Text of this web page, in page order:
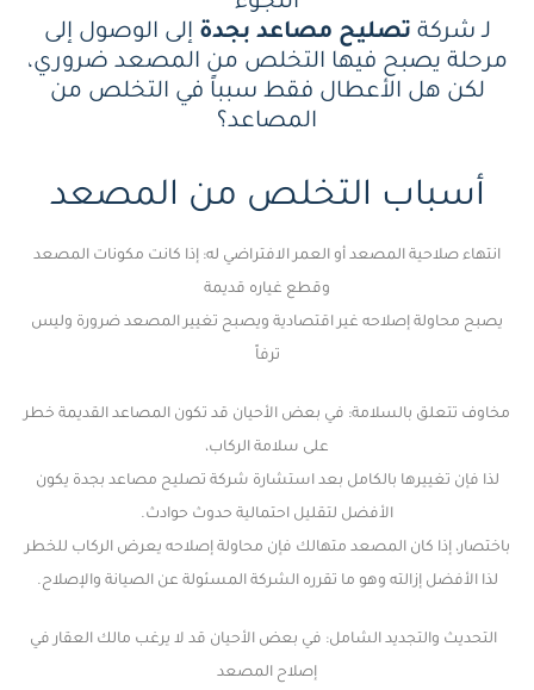
لـ شركة تصليح مصاعد بجدة إلى الوصول إلى
مرحلة يصبح فيها التخلص من المصعد ضروري،
لكن هل الأعطال فقط سبباً في التخلص من
المصاعد؟
أسباب التخلص من المصعد
انتهاء صلاحية المصعد أو العمر الافتراضي له: إذا كانت مكونات المصعد
وقطع غياره قديمة
يصبح محاولة إصلاحه غير اقتصادية ويصبح تغيير المصعد ضرورة وليس
ترفاً
مخاوف تتعلق بالسلامة: في بعض الأحيان قد تكون المصاعد القديمة خطر
على سلامة الركاب،
لذا فإن تغييرها بالكامل بعد استشارة شركة تصليح مصاعد بجدة يكون
الأفضل لتقليل احتمالية حدوث حوادث.
باختصار، إذا كان المصعد متهالك فإن محاولة إصلاحه يعرض الركاب للخطر
لذا الأفضل إزالته وهو ما تقرره الشركة المسئولة عن الصيانة والإصلاح.
التحديث والتجديد الشامل: في بعض الأحيان قد لا يرغب مالك العقار في
إصلاح المصعد